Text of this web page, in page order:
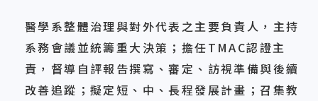
醫學系整體治理與對外代表之主要負責人，主持
系務會議並統籌重大決策；擔任TMAC認證主
責，督導自評報告撰寫、審定、訪視準備與後續
改善追蹤；擬定短、中、長程發展計畫；召集教